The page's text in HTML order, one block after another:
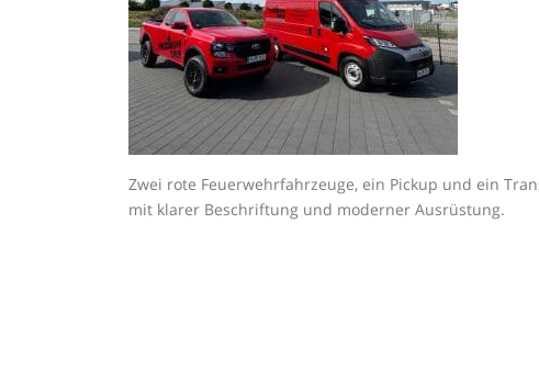
Zwei rote Feuerwehrfahrzeuge, ein Pickup und ein
mit klarer Beschriftung und moderner Ausrüstung.